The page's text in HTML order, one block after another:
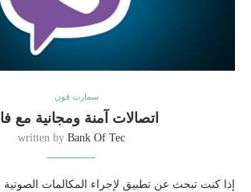
سمارت فون
اتصالات آمنة ومجانية مع
written by Bank Of Tec
إذا كنت تبحث عن تطبيق لإجراء المكالمات الصوتية